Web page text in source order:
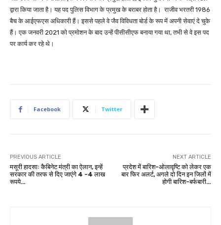
द्वारा किया जाता है। यह पद पुलिस विभाग के प्रमुख के बराबर होता है। राजीव भरतरी 1986
बैच के आईएफएस अधिकारी हैं। इससे पहले वे जैव विविधता बोर्ड के रूप में अपनी सेवाएं दे चुके
हैं। एक जनवरी 2021 को प्रमोशन के बाद उन्हें पीसीसीएफ बनाया गया था, तभी से वे इस पद
पर कार्य कर रहे थे।
Facebook Twitter
PREVIOUS ARTICLE
मसूरी हादसाः कैबिनेट मंत्री का ऐलान, इन्हें
सरकार की तरफ से दिए जाएंगे 4 -4 लाख
रूपये…
NEXT ARTICLE
प्रदेश में बारिश-ओलावृष्टि को लेकर एक
बार फिर अलर्ट, अगले दो दिन इन जिलों में
होगी बारिश-बर्फबारी…